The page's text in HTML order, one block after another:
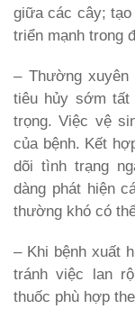
giữa các cây; tạo
triển mạnh trong
– Thường
tiêu hủy sớm tất
trọng. Việc vệ
của bệnh. Kết
dõi tình trạng
dàng phát hiện
thường khó có
– Khi bệnh xuất
tránh việc lan
thuốc phù hợp